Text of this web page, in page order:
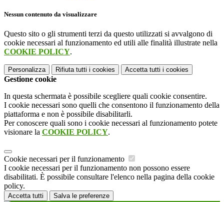
Nessun contenuto da visualizzare
Questo sito o gli strumenti terzi da questo utilizzati si avvalgono di
cookie necessari al funzionamento ed utili alle finalità illustrate nella
COOKIE POLICY.
Personalizza Rifiuta tutti i cookies Accetta tutti i cookies
Gestione cookie
In questa schermata è possibile scegliere quali cookie consentire.
I cookie necessari sono quelli che consentono il funzionamento della
piattaforma e non è possibile disabilitarli.
Per conoscere quali sono i cookie necessari al funzionamento potete
visionare la COOKIE POLICY.
Cookie necessari per il funzionamento
I cookie necessari per il funzionamento non possono essere
disabilitati. È possibile consultare l'elenco nella pagina della cookie
policy.
Accetta tutti Salva le preferenze